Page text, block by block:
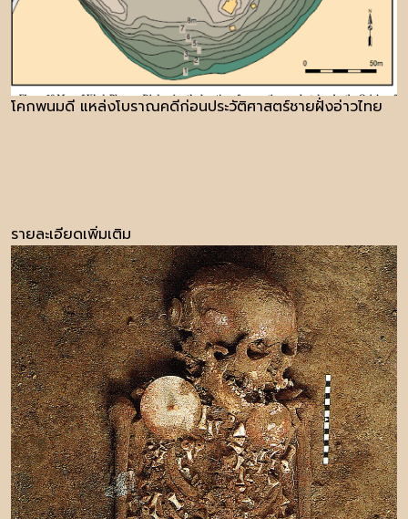
โคกพนมดี แหล่งโบราณคดีก่อนประวัติศาสตร์ชายฝั่งอ่าวไทย
รายละเอียดเพิ่มเติม